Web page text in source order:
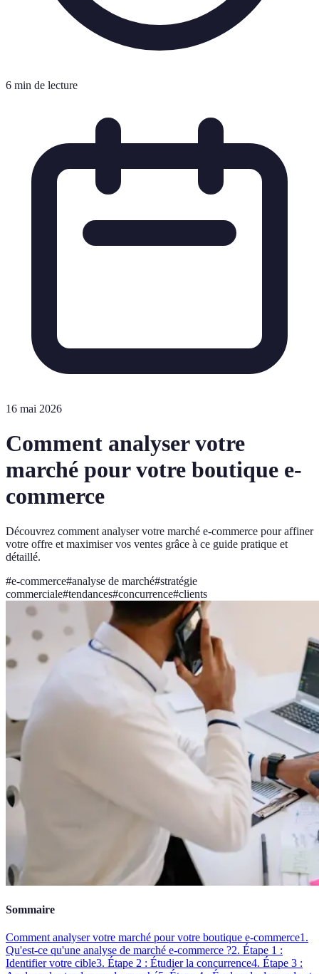
6 min de lecture
16 mai 2026
Comment analyser votre
marché pour votre boutique e-
commerce
Découvrez comment analyser votre marché e-commerce pour affiner
votre offre et maximiser vos ventes grâce à ce guide pratique et
détaillé.
#e-commerce#analyse de marché#stratégie
commerciale#tendances#concurrence#clients
Sommaire
Comment analyser votre marché pour votre boutique e-commerce1.
Qu'est-ce qu'une analyse de marché e-commerce ?2. Étape 1 :
Identifier votre cible3. Étape 2 : Étudier la concurrence4. Étape 3 :